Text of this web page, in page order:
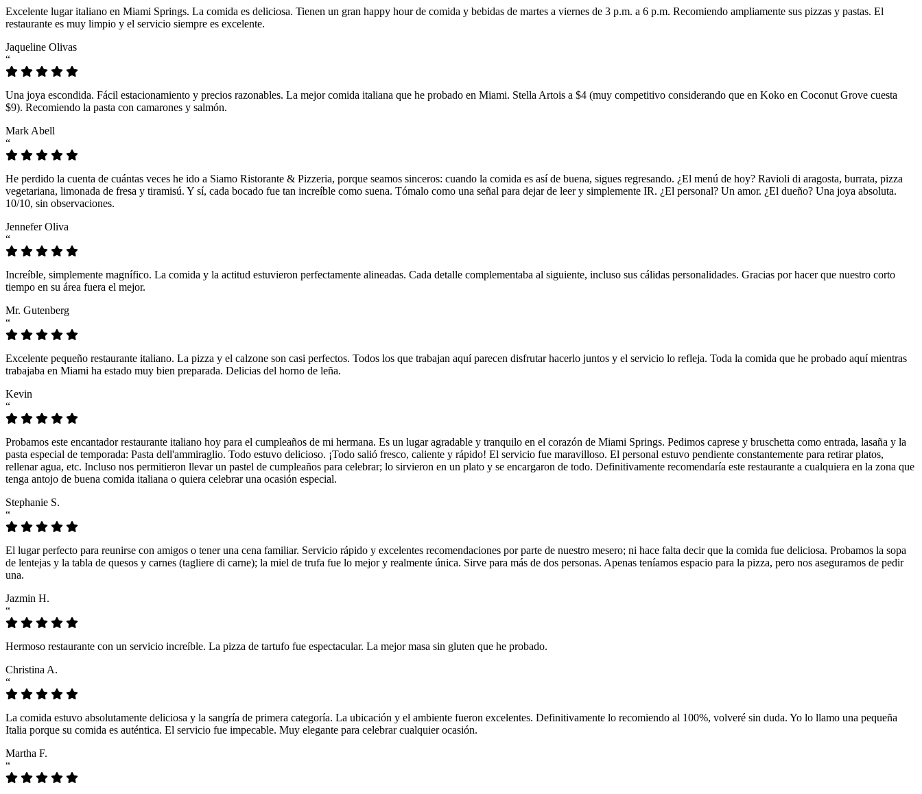
Excelente lugar italiano en Miami Springs. La comida es deliciosa. Tienen un gran happy hour de comida y bebidas de martes a viernes de 3 p.m. a 6 p.m. Recomiendo ampliamente sus pizzas y pastas. El
restaurante es muy limpio y el servicio siempre es excelente.
Jaqueline Olivas
“
Una joya escondida. Fácil estacionamiento y precios razonables. La mejor comida italiana que he probado en Miami. Stella Artois a $4 (muy competitivo considerando que en Koko en Coconut Grove cuesta
$9). Recomiendo la pasta con camarones y salmón.
Mark Abell
“
He perdido la cuenta de cuántas veces he ido a Siamo Ristorante & Pizzeria, porque seamos sinceros: cuando la comida es así de buena, sigues regresando. ¿El menú de hoy? Ravioli di aragosta, burrata, pizza
vegetariana, limonada de fresa y tiramisú. Y sí, cada bocado fue tan increíble como suena. Tómalo como una señal para dejar de leer y simplemente IR. ¿El personal? Un amor. ¿El dueño? Una joya absoluta.
10/10, sin observaciones.
Jennefer Oliva
“
Increíble, simplemente magnífico. La comida y la actitud estuvieron perfectamente alineadas. Cada detalle complementaba al siguiente, incluso sus cálidas personalidades. Gracias por hacer que nuestro corto
tiempo en su área fuera el mejor.
Mr. Gutenberg
“
Excelente pequeño restaurante italiano. La pizza y el calzone son casi perfectos. Todos los que trabajan aquí parecen disfrutar hacerlo juntos y el servicio lo refleja. Toda la comida que he probado aquí mientras
trabajaba en Miami ha estado muy bien preparada. Delicias del horno de leña.
Kevin
“
Probamos este encantador restaurante italiano hoy para el cumpleaños de mi hermana. Es un lugar agradable y tranquilo en el corazón de Miami Springs. Pedimos caprese y bruschetta como entrada, lasaña y la
pasta especial de temporada: Pasta dell'ammiraglio. Todo estuvo delicioso. ¡Todo salió fresco, caliente y rápido! El servicio fue maravilloso. El personal estuvo pendiente constantemente para retirar platos,
rellenar agua, etc. Incluso nos permitieron llevar un pastel de cumpleaños para celebrar; lo sirvieron en un plato y se encargaron de todo. Definitivamente recomendaría este restaurante a cualquiera en la zona que
tenga antojo de buena comida italiana o quiera celebrar una ocasión especial.
Stephanie S.
“
El lugar perfecto para reunirse con amigos o tener una cena familiar. Servicio rápido y excelentes recomendaciones por parte de nuestro mesero; ni hace falta decir que la comida fue deliciosa. Probamos la sopa
de lentejas y la tabla de quesos y carnes (tagliere di carne); la miel de trufa fue lo mejor y realmente única. Sirve para más de dos personas. Apenas teníamos espacio para la pizza, pero nos aseguramos de pedir
una.
Jazmin H.
“
Hermoso restaurante con un servicio increíble. La pizza de tartufo fue espectacular. La mejor masa sin gluten que he probado.
Christina A.
“
La comida estuvo absolutamente deliciosa y la sangría de primera categoría. La ubicación y el ambiente fueron excelentes. Definitivamente lo recomiendo al 100%, volveré sin duda. Yo lo llamo una pequeña
Italia porque su comida es auténtica. El servicio fue impecable. Muy elegante para celebrar cualquier ocasión.
Martha F.
“